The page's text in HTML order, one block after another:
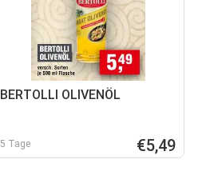
BERTOLLI OLIVENÖL
5 Tage €5,49